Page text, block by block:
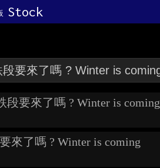
Stock
段要來了嗎 ? Winter is coming
來了嗎 ? Winter is coming